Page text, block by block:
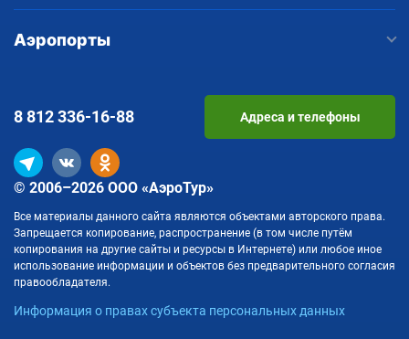
Аэропорты
© 2006–2026 ООО «АэроТур»
Все материалы данного сайта являются объектами авторского права.
Запрещается копирование, распространение (в том числе путём
копирования на другие сайты и ресурсы в Интернете) или любое иное
использование информации и объектов без предварительного согласия
правообладателя.
Информация о правах субъекта персональных данных
8 812336-16-88 Адреса и телефоны